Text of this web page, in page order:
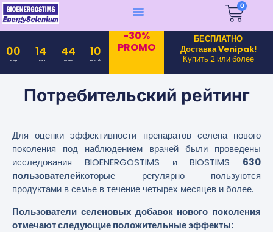
0
00
Days
14
Hours
44
Minutes
10
Seconds
-30%
PROMO
БЕСПЛАТНО
Доставка Venipak!
Купить 2 или более
Потребительский рейтинг
Для оценки эффективности препаратов селена нового
поколения под наблюдением врачей были проведены
исследования BIOENERGOSTIMS и BIOSTIMS 630
пользователейкоторые регулярно пользуются
продуктами в семье в течение четырех месяцев и более.
Пользователи селеновых добавок нового поколения
отмечают следующие положительные эффекты: